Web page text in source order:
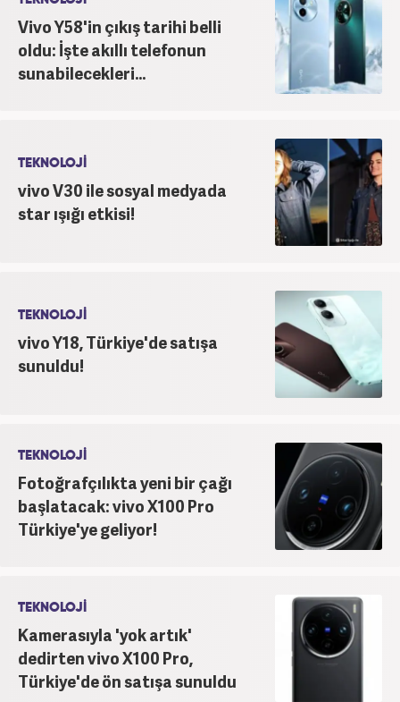
Vivo Y58'in çıkış tarihi belli
oldu: İşte akıllı telefonun
sunabilecekleri...
TEKNOLOJİ
vivo V30 ile sosyal medyada
star ışığı etkisi!
TEKNOLOJİ
vivo Y18, Türkiye'de satışa
sunuldu!
TEKNOLOJİ
Fotoğrafçılıkta yeni bir çağı
başlatacak: vivo X100 Pro
Türkiye'ye geliyor!
TEKNOLOJİ
Kamerasıyla 'yok artık'
dedirten vivo X100 Pro,
Türkiye'de ön satışa sunuldu